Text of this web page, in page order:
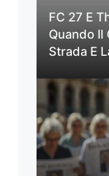
FC 27 E
Quando Il
Strada E